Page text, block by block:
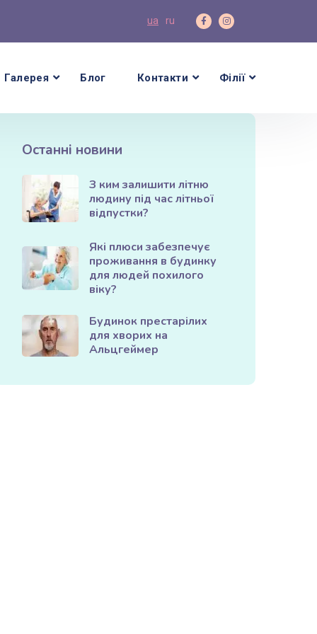
ua ru
Галерея Блог Контакти Філії
Останні новини
З ким залишити літню
людину під час літньої
відпустки?
Які плюси забезпечує
проживання в будинку
для людей похилого
віку?
Будинок престарілих
для хворих на
Альцгеймер